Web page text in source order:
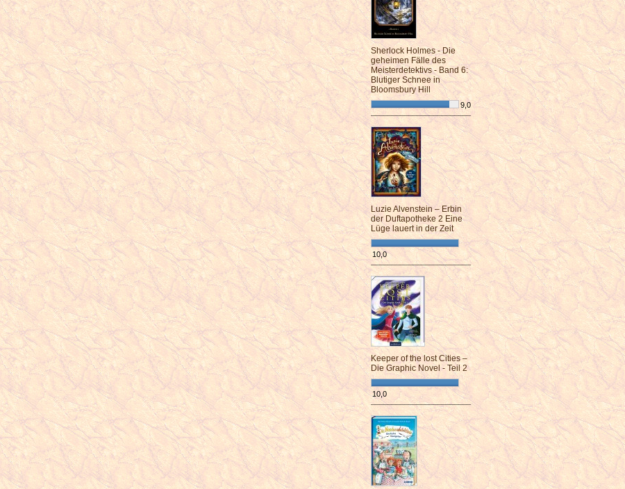
Sherlock Holmes - Die
geheimen Fälle des
Meisterdetektivs - Band 6:
Blutiger Schnee in
Bloomsbury Hill
9,0
¯¯¯¯¯¯¯¯¯¯¯¯¯¯¯¯¯¯¯¯¯¯¯¯
Luzie Alvenstein – Erbin
der Duftapotheke 2 Eine
Lüge lauert in der Zeit
10,0
¯¯¯¯¯¯¯¯¯¯¯¯¯¯¯¯¯¯¯¯¯¯¯¯
Keeper of the lost Cities –
Die Graphic Novel - Teil 2
10,0
¯¯¯¯¯¯¯¯¯¯¯¯¯¯¯¯¯¯¯¯¯¯¯¯